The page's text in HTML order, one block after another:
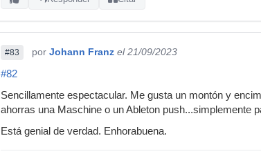
#83 por Johann Franz el 21/09/2023
#82
Sencillamente espectacular. Me gusta un montón y
ahorras una Maschine o un Ableton push...simplemente
Está genial de verdad. Enhorabuena.